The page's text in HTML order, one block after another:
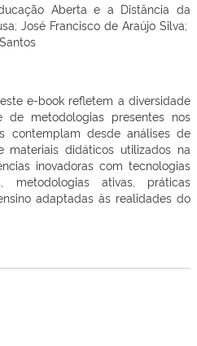
Aberta e a Distância da
José Francisco de Araújo Silva;
e-book refletem a diversidade
metodologias presentes nos
contemplam desde análises de
materiais didáticos utilizados na
inovadoras com tecnologias
metodologias ativas, práticas
adaptadas às realidades do